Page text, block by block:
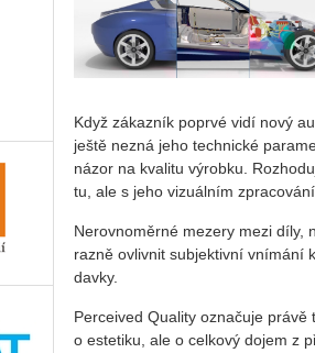
Když zá­kaz­ník po­pr­vé vidí nový
ještě nezná jeho tech­nic­ké
názor na kva­li­tu vý­rob­ku.
tu, ale s jeho vi­zu­ál­ním
Ne­rov­no­měr­né me­ze­ry mezi
raz­ně ovliv­nit sub­jek­tiv­ní vní­má­ní
dav­ky.
Per­ce­i­ved Qua­li­ty ozna­ču­je
o es­te­ti­ku, ale o cel­ko­vý dojem z